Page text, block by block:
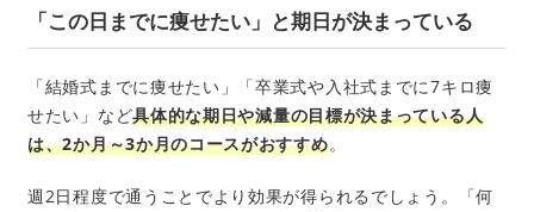
「この日までに痩せたい」と期日が決まっている
「結婚式までに痩せたい」「卒業式や入社式までに7キロ痩
せたい」など具体的な期日や減量の目標が決まっている人
は、2か月～3か月のコースがおすすめ。
週2日程度で通うことでより効果が得られるでしょう。「何